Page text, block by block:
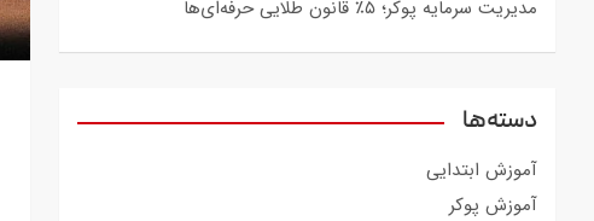
مدیریت سرمایه پوکر؛ ۵٪ قانون طلایی حرفه‌ای‌ها
دسته‌ها
آموزش ابتدایی
آموزش پوکر